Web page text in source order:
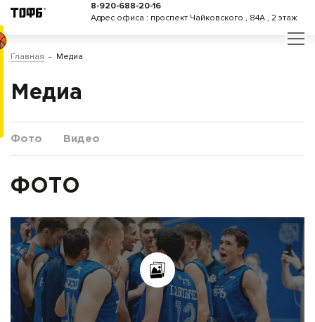
8-920-688-20-16
Адрес офиса : проспект Чайковского , 84А , 2 этаж
Главная Медиа
Медиа
Фото Видео
ФОТО